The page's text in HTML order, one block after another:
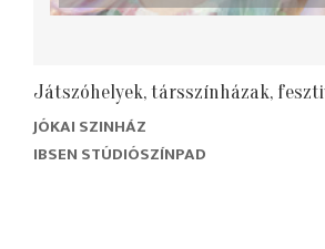
Játszóhelyek, társszínházak,
JÓKAI SZINHÁZ
IBSEN STÚDIÓSZÍNPAD